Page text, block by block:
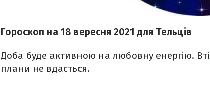
Гороскоп на 18 вересня 2021 для Тельців
Доба буде активною на любовну енергію.
плани не вдасться.